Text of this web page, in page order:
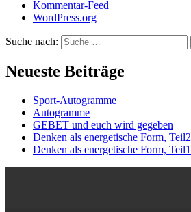
Kommentar-Feed
WordPress.org
Suche nach:
Neueste Beiträge
Sport-Autogramme
Autogramme
GEBET und euch wird gegeben
Denken als energetische Form, Teil2
Denken als energetische Form, Teil1